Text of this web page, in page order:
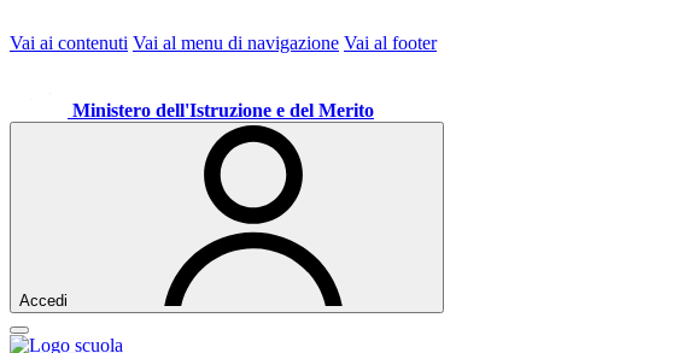
Vai ai contenuti Vai al menu di navigazione Vai al footer
Ministero dell'Istruzione e del Merito
Accedi